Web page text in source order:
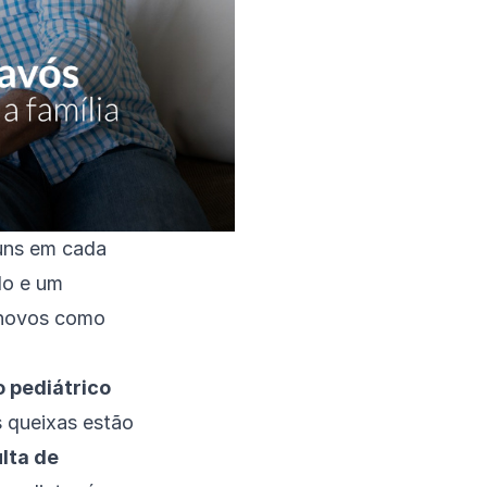
em cada
e um
como
pediátrico
queixas estão
de